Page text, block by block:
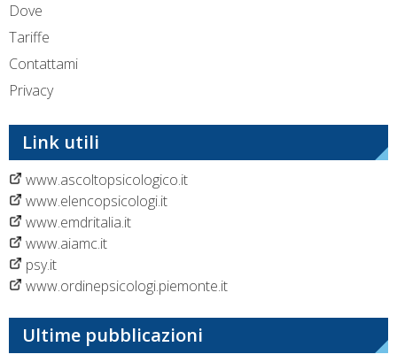
Dove
Tariffe
Contattami
Privacy
Link utili
www.ascoltopsicologico.it
www.elencopsicologi.it
www.emdritalia.it
www.aiamc.it
psy.it
www.ordinepsicologi.piemonte.it
Ultime pubblicazioni